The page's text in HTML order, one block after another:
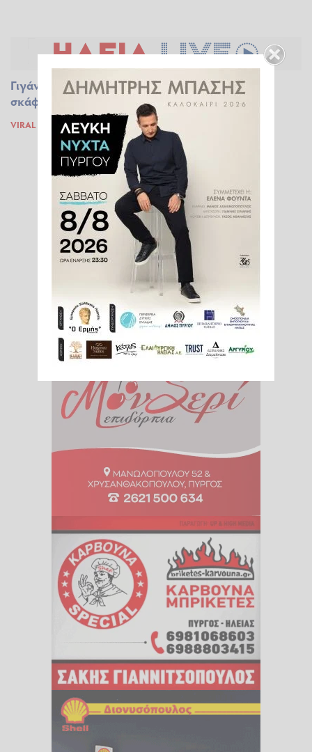
Γιγάντιο καλαμάρι παρακολουθεί υποβρύχιο
σκάφος ενώ εξερευνά τον βυθό (pic)
VIRAL 12.11.2019 16:27